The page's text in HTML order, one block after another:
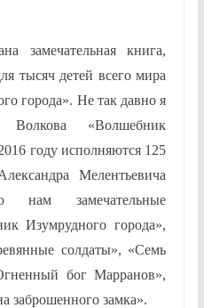
замечательная книга,
тысяч детей всего мира
города». Не так давно я
«Волшебник
году исполняются 125
Мелентьевича
нам замечательные
Изумрудного города»,
солдаты», «Семь
бог Марранов»,
заброшенного замка».